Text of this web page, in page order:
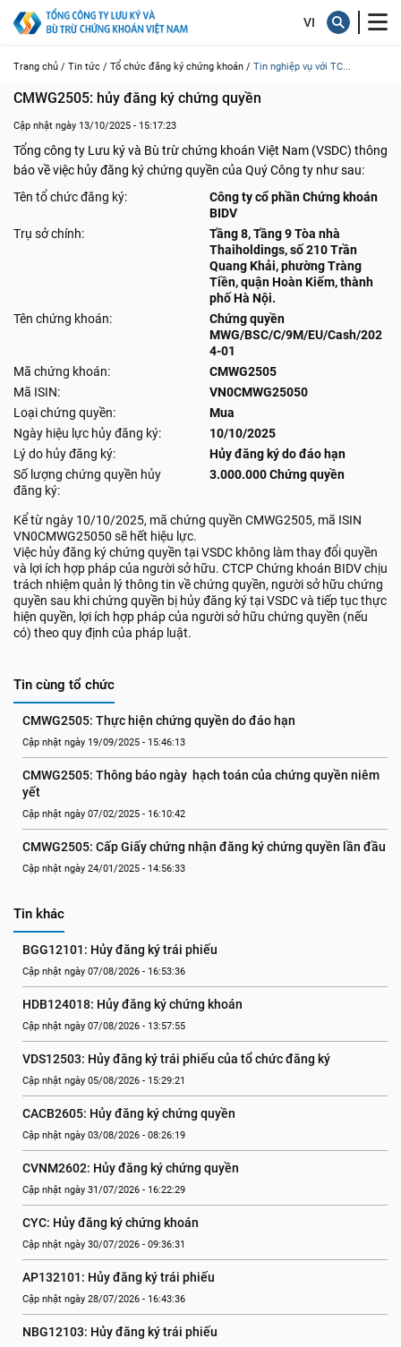
Trang chủ / Tin tức / Tổ chức đăng ký chứng khoán / Tin nghiệp vụ với TC...
CMWG2505: hủy đăng ký chứng quyền
Cập nhật ngày 13/10/2025 - 15:17:23
Tổng công ty Lưu ký và Bù trừ chứng khoán Việt Nam (VSDC) thông
báo về việc hủy đăng ký chứng quyền của Quý Công ty như sau:
Tên tổ chức đăng ký:
Công ty cổ phần Chứng khoán
BIDV
Trụ sở chính:
Tầng 8, Tầng 9 Tòa nhà
Thaiholdings, số 210 Trần
Quang Khải, phường Tràng
Tiền, quận Hoàn Kiếm, thành
phố Hà Nội.
Tên chứng khoán:
Chứng quyền
MWG/BSC/C/9M/EU/Cash/202
4-01
Mã chứng khoán:
CMWG2505
Mã ISIN:
VN0CMWG25050
Loại chứng quyền:
Mua
Ngày hiệu lực hủy đăng ký:
10/10/2025
Lý do hủy đăng ký:
Hủy đăng ký do đáo hạn
Số lượng chứng quyền hủy
đăng ký:
3.000.000 Chứng quyền
Kể từ ngày 10/10/2025, mã chứng quyền CMWG2505, mã ISIN
VN0CMWG25050 sẽ hết hiệu lực.
Việc hủy đăng ký chứng quyền tại VSDC không làm thay đổi quyền
và lợi ích hợp pháp của người sở hữu. CTCP Chứng khoán BIDV chịu
trách nhiệm quản lý thông tin về chứng quyền, người sở hữu chứng
quyền sau khi chứng quyền bị hủy đăng ký tại VSDC và tiếp tục thực
hiện quyền, lợi ích hợp pháp của người sở hữu chứng quyền (nếu
có) theo quy định của pháp luật.
Tin cùng tổ chức
CMWG2505: Thực hiện chứng quyền do đáo hạn
Cập nhật ngày 19/09/2025 - 15:46:13
CMWG2505: Thông báo ngày  hạch toán của chứng quyền niêm
yết
Cập nhật ngày 07/02/2025 - 16:10:42
CMWG2505: Cấp Giấy chứng nhận đăng ký chứng quyền lần đầu
Cập nhật ngày 24/01/2025 - 14:56:33
Tin khác
BGG12101: Hủy đăng ký trái phiếu
Cập nhật ngày 07/08/2026 - 16:53:36
HDB124018: Hủy đăng ký chứng khoán
Cập nhật ngày 07/08/2026 - 13:57:55
VDS12503: Hủy đăng ký trái phiếu của tổ chức đăng ký
Cập nhật ngày 05/08/2026 - 15:29:21
CACB2605: Hủy đăng ký chứng quyền
Cập nhật ngày 03/08/2026 - 08:26:19
CVNM2602: Hủy đăng ký chứng quyền
Cập nhật ngày 31/07/2026 - 16:22:29
CYC: Hủy đăng ký chứng khoán
Cập nhật ngày 30/07/2026 - 09:36:31
AP132101: Hủy đăng ký trái phiếu
Cập nhật ngày 28/07/2026 - 16:43:36
NBG12103: Hủy đăng ký trái phiếu